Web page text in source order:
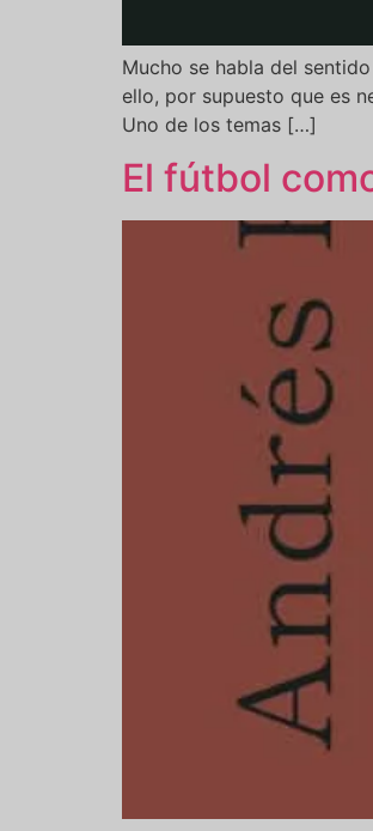
Mucho se habla del
ello, por supuesto que es
Uno de los temas […]
El fútbol